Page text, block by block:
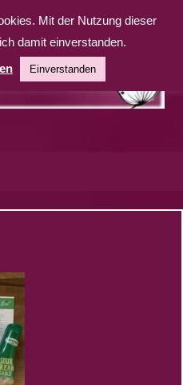
Mit der Nutzung dieser
damit einverstanden.
Einverstanden